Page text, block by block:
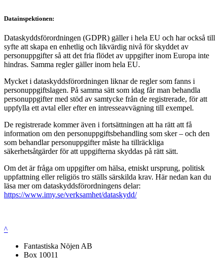
Datainspektionen:
Dataskyddsförordningen (GDPR) gäller i hela EU och har också till
syfte att skapa en enhetlig och likvärdig nivå för skyddet av
personuppgifter så att det fria flödet av uppgifter inom Europa inte
hindras. Samma regler gäller inom hela EU.
Mycket i dataskyddsförordningen liknar de regler som fanns i
personuppgiftslagen. På samma sätt som idag får man behandla
personuppgifter med stöd av samtycke från de registrerade, för att
uppfylla ett avtal eller efter en intresseavvägning till exempel.
De registrerade kommer även i fortsättningen att ha rätt att få
information om den personuppgiftsbehandling som sker – och den
som behandlar personuppgifter måste ha tillräckliga
säkerhetsåtgärder för att uppgifterna skyddas på rätt sätt.
Om det är fråga om uppgifter om hälsa, etniskt ursprung, politisk
uppfattning eller religiös tro ställs särskilda krav. Här nedan kan du
läsa mer om dataskyddsförordningens delar:
https://www.imy.se/verksamhet/dataskydd/
^
Fantastiska Nöjen AB
Box 10011